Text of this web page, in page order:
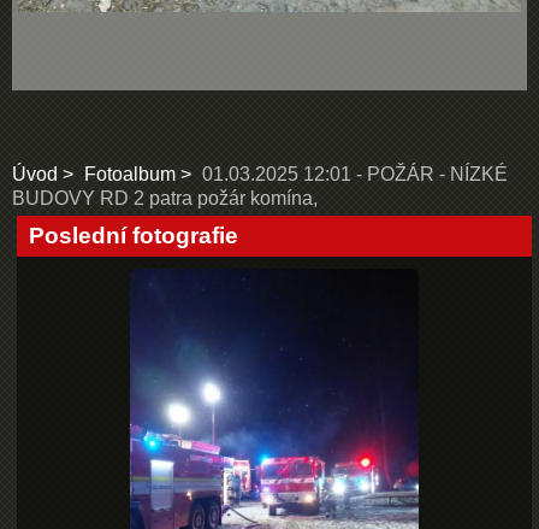
Úvod Fotoalbum
01.03.2025 12:01 - POŽÁR - NÍZKÉ
BUDOVY RD 2 patra požár komína,
Poslední fotografie